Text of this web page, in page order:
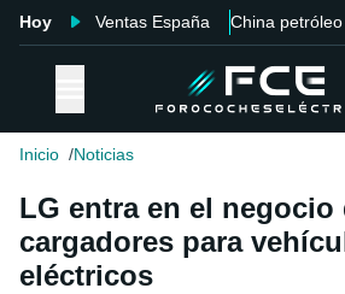
Hoy Ventas España China petróleo
Inicio Noticias
LG entra en el negocio
cargadores para
eléctricos